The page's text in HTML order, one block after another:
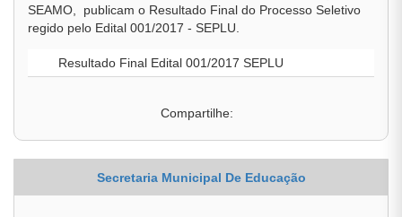
SEAMO, publicam o Resultado Final do Processo Seletivo
regido pelo Edital 001/2017 - SEPLU.
Resultado Final Edital 001/2017 SEPLU
Compartilhe:
Secretaria Municipal De Educação